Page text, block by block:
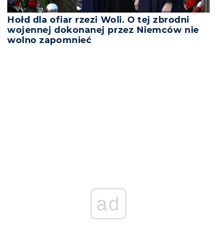
Hołd dla ofiar rzezi Woli. O tej zbrodni
wojennej dokonanej przez Niemców nie
wolno zapomnieć